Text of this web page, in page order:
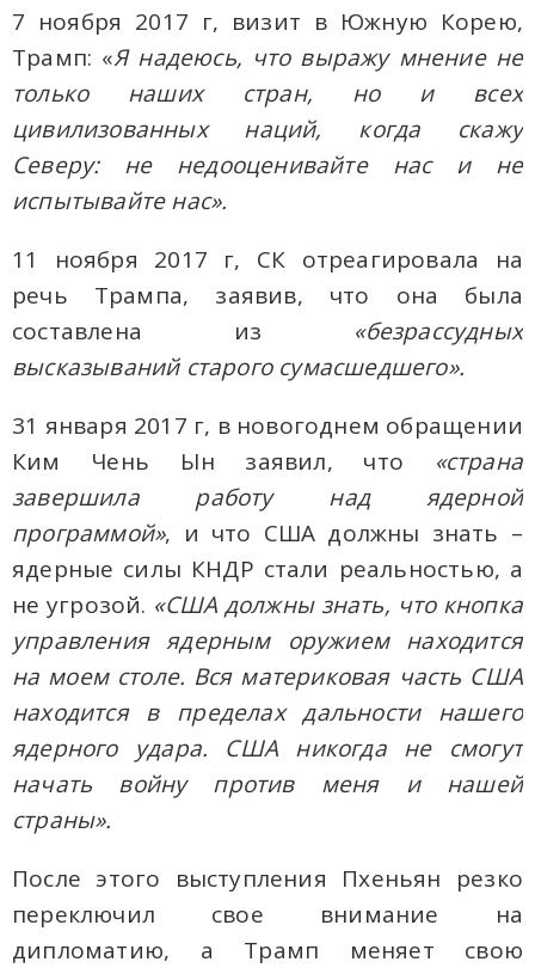
7 ноября 2017 г, визит в Южную Корею,
Трамп: «Я надеюсь, что выражу мнение не
только наших стран, но и всех
цивилизованных наций, когда скажу
Северу: не недооценивайте нас и не
испытывайте нас».
11 ноября 2017 г, СК отреагировала на
речь Трампа, заявив, что она была
составлена ​​из «безрассудных
высказываний старого сумасшедшего».
31 января 2017 г, в новогоднем обращении
Ким Чень Ын заявил, что «страна
завершила работу над ядерной
программой», и что США должны знать –
ядерные силы КНДР стали реальностью, а
не угрозой. «США должны знать, что кнопка
управления ядерным оружием находится
на моем столе. Вся материковая часть США
находится в пределах дальности нашего
ядерного удара. США никогда не смогут
начать войну против меня и нашей
страны».
После этого выступления Пхеньян резко
переключил свое внимание на
дипломатию, а Трамп меняет свою